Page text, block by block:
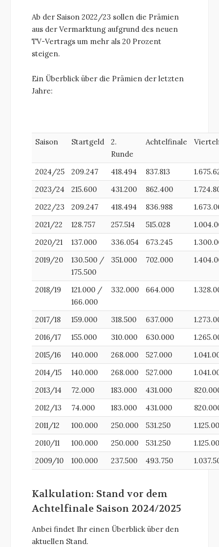
Ab der Saison 2022/23 sollen die Prämien
aus der Vermarktung aufgrund des neuen
TV-Vertrags um mehr als 20 Prozent
steigen.
Ein Überblick über die Prämien der letzten
Jahre:
Saison Startgeld
2.
Runde
Achtelfinale
2024/25 209.247 418.494 837.813
2023/24
215.600 431.200 862.400
2022/23
209.247 418.494 836.988
2021/22
128.757 257.514 515.028
2020/21
137.000 336.054 673.245
2019/20
130.500 /
175.500
351.000 702.000
2018/19
121.000 /
166.000
332.000 664.000
2017/18 159.000 318.500 637.000
2016/17
155.000 310.000 630.000
2015/16
140.000 268.000 527.000
2014/15
140.000 268.000 527.000
2013/14
72.000 183.000 431.000
2012/13
74.000 183.000 431.000
2011/12
100.000 250.000 531.250
2010/11
100.000 250.000 531.250
2009/10
100.000 237.500 493.750
Kalkulation: Stand vor dem
Achtelfinale Saison 2024/2025
Anbei findet Ihr einen Überblick über den
aktuellen Stand.